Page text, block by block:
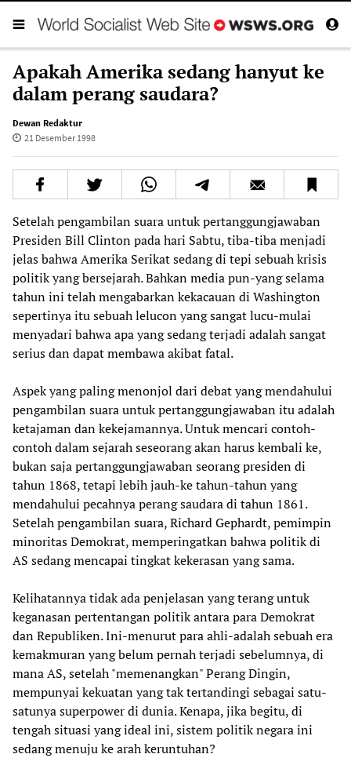
Apakah Amerika sedang hanyut ke
dalam perang saudara?
Dewan Redaktur
21 Desember 1998
Setelah pengambilan suara untuk pertanggungjawaban
Presiden Bill Clinton pada hari Sabtu, tiba-tiba menjadi
jelas bahwa Amerika Serikat sedang di tepi sebuah krisis
politik yang bersejarah. Bahkan media pun-yang selama
tahun ini telah mengabarkan kekacauan di Washington
sepertinya itu sebuah lelucon yang sangat lucu-mulai
menyadari bahwa apa yang sedang terjadi adalah sangat
serius dan dapat membawa akibat fatal.
Aspek yang paling menonjol dari debat yang mendahului
pengambilan suara untuk pertanggungjawaban itu adalah
ketajaman dan kekejamannya. Untuk mencari contoh-
contoh dalam sejarah seseorang akan harus kembali ke,
bukan saja pertanggungjawaban seorang presiden di
tahun 1868, tetapi lebih jauh-ke tahun-tahun yang
mendahului pecahnya perang saudara di tahun 1861.
Setelah pengambilan suara, Richard Gephardt, pemimpin
minoritas Demokrat, memperingatkan bahwa politik di
AS sedang mencapai tingkat kekerasan yang sama.
Kelihatannya tidak ada penjelasan yang terang untuk
keganasan pertentangan politik antara para Demokrat
dan Republiken. Ini-menurut para ahli-adalah sebuah era
kemakmuran yang belum pernah terjadi sebelumnya, di
mana AS, setelah "memenangkan" Perang Dingin,
mempunyai kekuatan yang tak tertandingi sebagai satu-
satunya superpower di dunia. Kenapa, jika begitu, di
tengah situasi yang ideal ini, sistem politik negara ini
sedang menuju ke arah keruntuhan?